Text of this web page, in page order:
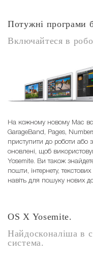
Потужні програми
Включайтеся в
На кожному новому Mac
GarageBand, Pages,
приступити до роботи або
оновлені, щоб
Yosemite. Ви також
пошти, інтернету,
навіть для пошуку нових
OS X Yosemite.
Найдосконаліша в
система.